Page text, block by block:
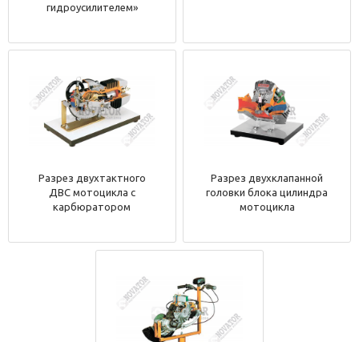
гидроусилителем»
Разрез двухтактного
ДВС мотоцикла с
карбюратором
Разрез двухклапанной
головки блока цилиндра
мотоцикла